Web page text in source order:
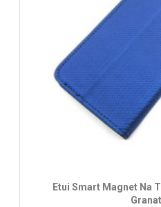
Etui Smart Magnet Na